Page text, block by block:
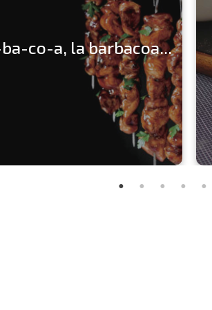
co-a, la barbacoa...